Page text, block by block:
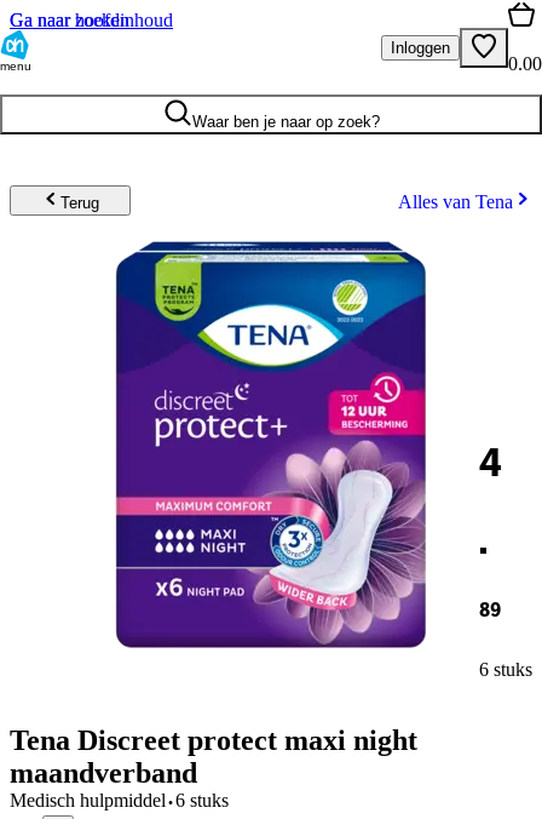
Ga naar hoofdinhoud
Ga naar zoeken
menu
Inloggen
0.00
Waar ben je naar op zoek?
Terug Alles van Tena
4
.
89
6 stuks
Tena Discreet protect maxi night
maandverband
Medisch hulpmiddel·6 stuks